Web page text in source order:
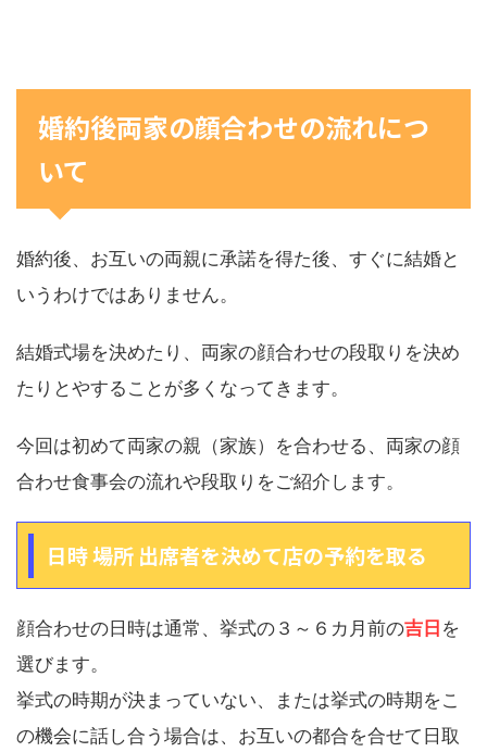
婚約後両家の顔合わせの流れにつ
いて
婚約後、お互いの両親に承諾を得た後、すぐに結婚と
いうわけではありません。
結婚式場を決めたり、両家の顔合わせの段取りを決め
たりとやすることが多くなってきます。
今回は初めて両家の親（家族）を合わせる、両家の顔
合わせ食事会の流れや段取りをご紹介します。
日時 場所 出席者を決めて店の予約を取る
顔合わせの日時は通常、挙式の３～６カ月前の吉日 を
選びます。
挙式の時期が決まっていない、または挙式の時期をこ
の機会に話し合う場合は、お互いの都合を合せて日取